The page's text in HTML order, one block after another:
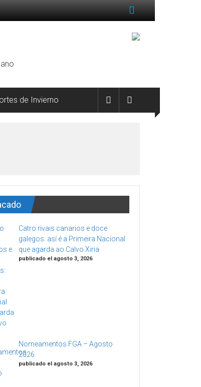
de Invierno
Catro rivais canarios e doce
galegos: así é a Primeira Nacional
que agarda ao Calvo Xiria
publicado el agosto 3, 2026
Nomeamentos FGA – Agosto
2026
publicado el agosto 3, 2026